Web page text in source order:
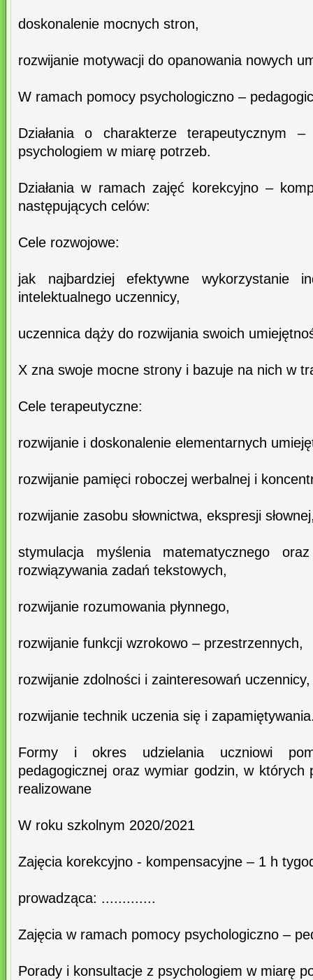
doskonalenie mocnych stron,
rozwijanie motywacji do opanowania nowych
W ramach pomocy psychologiczno –
Działania o charakterze terapeutycznym
psychologiem w miarę potrzeb.
Działania w ramach zajęć korekcyjno –
następujących celów:
Cele rozwojowe:
jak najbardziej efektywne wykorzystanie
intelektualnego uczennicy,
uczennica dąży do rozwijania swoich
X zna swoje mocne strony i bazuje na nich w
Cele terapeutyczne:
rozwijanie i doskonalenie elementarnych
rozwijanie pamięci roboczej werbalnej i
rozwijanie zasobu słownictwa, ekspresji
stymulacja myślenia matematycznego
rozwiązywania zadań tekstowych,
rozwijanie rozumowania płynnego,
rozwijanie funkcji wzrokowo – przestrzennych,
rozwijanie zdolności i zainteresowań uczennicy,
rozwijanie technik uczenia się i
Formy i okres udzielania uczniowi
pedagogicznej oraz wymiar godzin, w których
realizowane
W roku szkolnym 2020/2021
Zajęcia korekcyjno - kompensacyjne – 1 h
prowadząca: .............
Zajęcia w ramach pomocy psychologiczno –
Porady i konsultacje z psychologiem w miarę